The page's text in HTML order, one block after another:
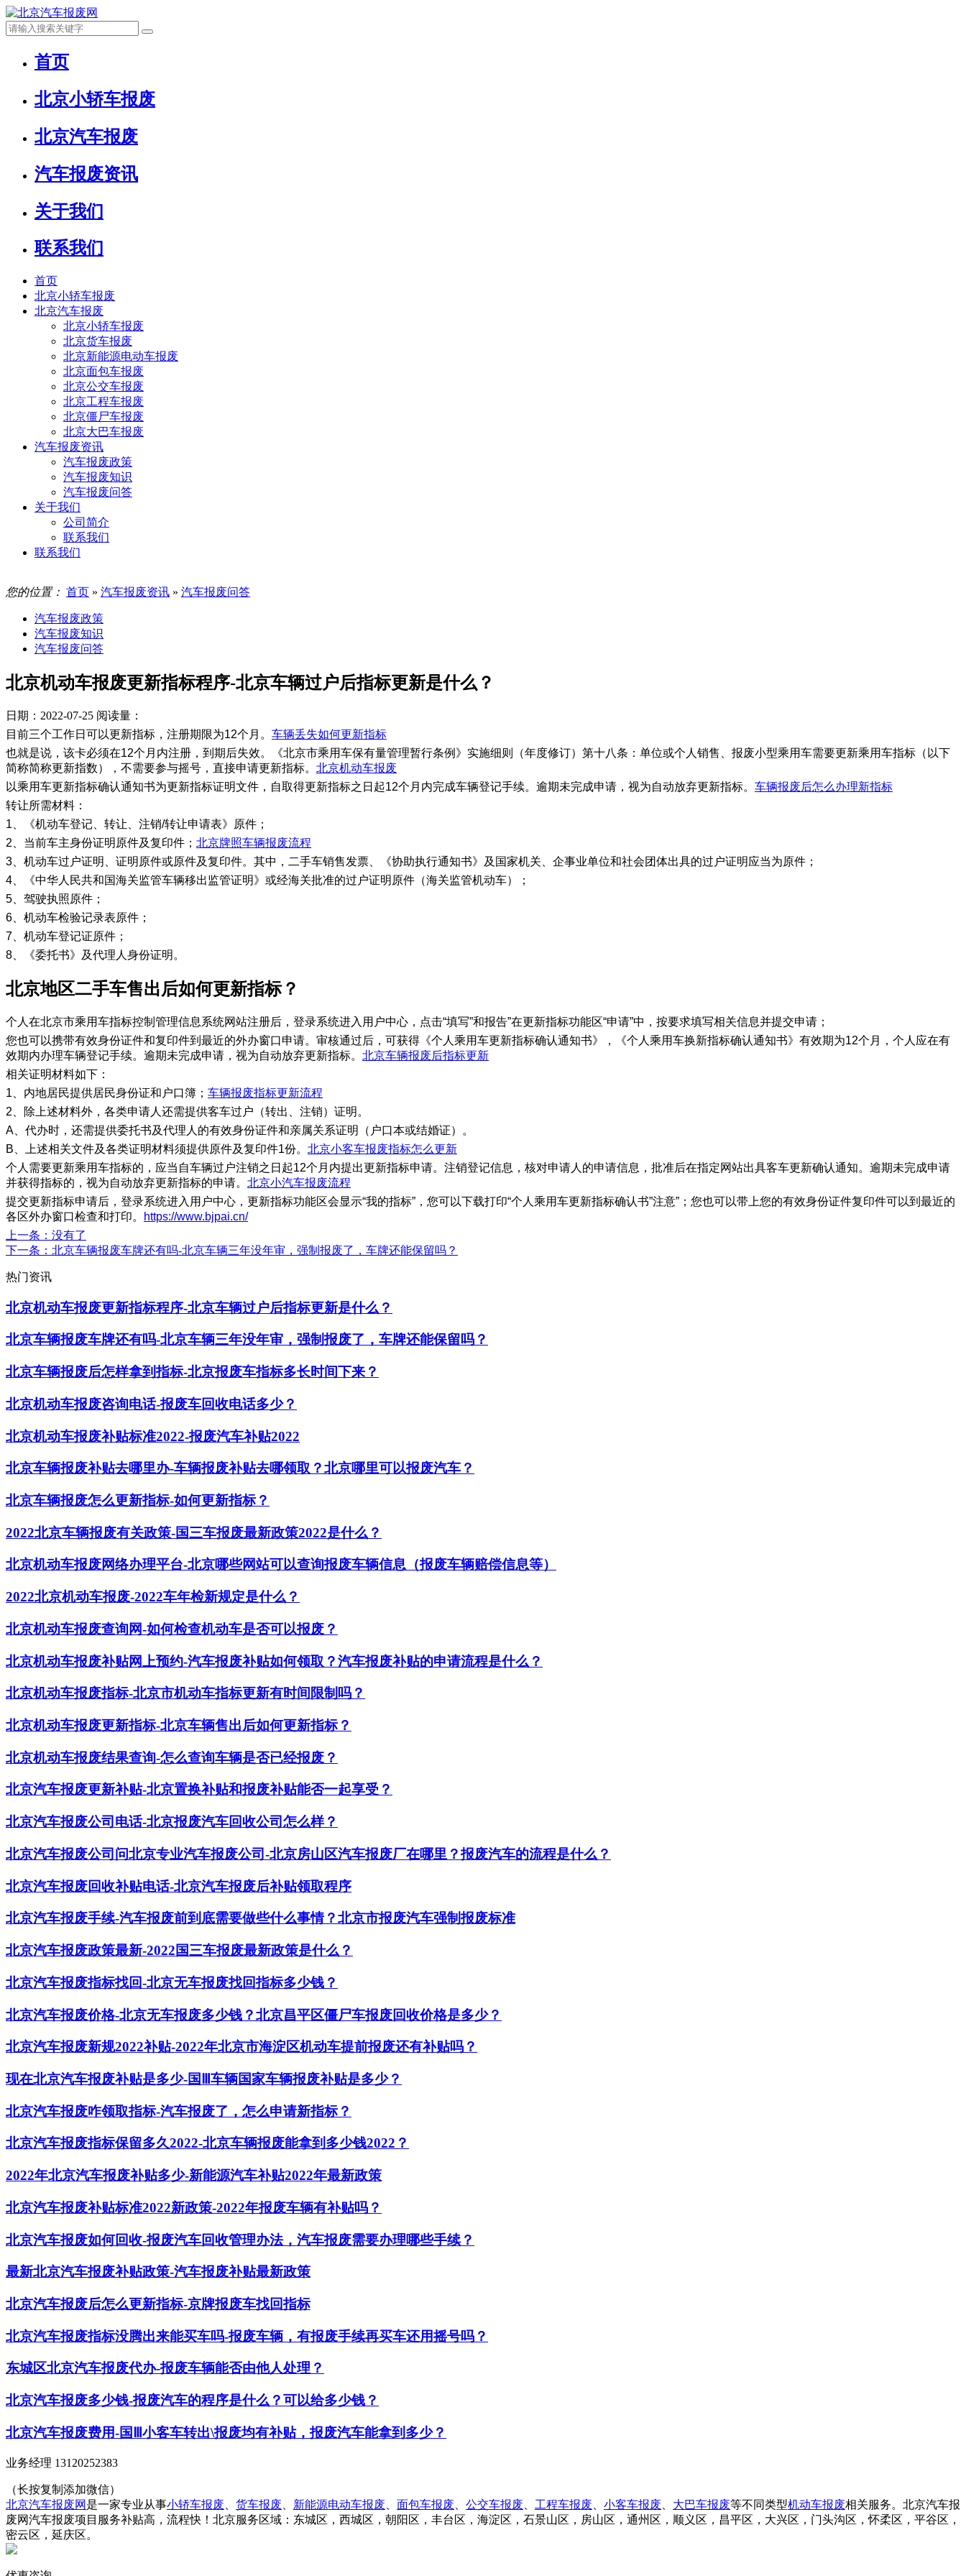
首页
北京小轿车报废
北京汽车报废
汽车报废资讯
关于我们
联系我们
首页
北京小轿车报废
北京汽车报废
北京小轿车报废
北京货车报废
北京新能源电动车报废
北京面包车报废
北京公交车报废
北京工程车报废
北京僵尸车报废
北京大巴车报废
汽车报废资讯
汽车报废政策
汽车报废知识
汽车报废问答
关于我们
公司简介
联系我们
联系我们
您的位置： 首页 » 汽车报废资讯 » 汽车报废问答
汽车报废政策
汽车报废知识
汽车报废问答
北京机动车报废更新指标程序-北京车辆过户后指标更新是什么？
日期：2022-07-25 阅读量：
目前三个工作日可以更新指标，注册期限为12个月。 车辆丢失如何更新指标
也就是说，该卡必须在12个月内注册，到期后失效。《北京市乘用车保有量管理暂行条例》实施细则（年度修订）第十八条：单位或个人销售、报废小型乘用车需要更新乘用车指标（以下
简称简称更新指数），不需要参与摇号，直接申请更新指标。 北京机动车报废
以乘用车更新指标确认通知书为更新指标证明文件，自取得更新指标之日起12个月内完成车辆登记手续。逾期未完成申请，视为自动放弃更新指标。 车辆报废后怎么办理新指标
转让所需材料：
1、《机动车登记、转让、注销/转让申请表》原件；
2、当前车主身份证明原件及复印件； 北京牌照车辆报废流程
3、机动车过户证明、证明原件或原件及复印件。其中，二手车销售发票、《协助执行通知书》及国家机关、企事业单位和社会团体出具的过户证明应当为原件；
4、《中华人民共和国海关监管车辆移出监管证明》或经海关批准的过户证明原件（海关监管机动车）；
5、驾驶执照原件；
6、机动车检验记录表原件；
7、机动车登记证原件；
8、《委托书》及代理人身份证明。
​北京地区二手车售出后如何更新指标？
个人在北京市乘用车指标控制管理信息系统网站注册后，登录系统进入用户中心，点击“填写”和报告”在更新指标功能区“申请”中，按要求填写相关信息并提交申请；
您也可以携带有效身份证件和复印件到最近的外办窗口申请。审核通过后，可获得《个人乘用车更新指标确认通知书》，《个人乘用车换新指标确认通知书》有效期为12个月，个人应在有
效期内办理车辆登记手续。逾期未完成申请，视为自动放弃更新指标。 北京车辆报废后指标更新
相关证明材料如下：
1、内地居民提供居民身份证和户口簿； 车辆报废指标更新流程
2、除上述材料外，各类申请人还需提供客车过户（转出、注销）证明。
A、代办时，还需提供委托书及代理人的有效身份证件和亲属关系证明（户口本或结婚证）。
B、上述相关文件及各类证明材料须提供原件及复印件1份。 北京小客车报废指标怎么更新
个人需要更新乘用车指标的，应当自车辆过户注销之日起12个月内提出更新指标申请。注销登记信息，核对申请人的申请信息，批准后在指定网站出具客车更新确认通知。逾期未完成申请
并获得指标的，视为自动放弃更新指标的申请。 北京小汽车报废流程
提交更新指标申请后，登录系统进入用户中心，更新指标功能区会显示“我的指标”，您可以下载打印“个人乘用车更新指标确认书”注意”；您也可以带上您的有效身份证件复印件可以到最近的
各区外办窗口检查和打印。
https://www.bjpai.cn/
上一条 ：没有了
下一条 ：北京车辆报废车牌还有吗-北京车辆三年没年审，强制报废了，车牌还能保留吗？
热门资讯
北京机动车报废更新指标程序-北京车辆过户后指标更新是什么？
北京车辆报废车牌还有吗-北京车辆三年没年审，强制报废了，车牌还能保留吗？
北京车辆报废后怎样拿到指标-北京报废车指标多长时间下来？
北京机动车报废咨询电话-报废车回收电话多少？
北京机动车报废补贴标准2022-报废汽车补贴2022
北京车辆报废补贴去哪里办-车辆报废补贴去哪领取？北京哪里可以报废汽车？
北京车辆报废怎么更新指标-如何更新指标？
2022北京车辆报废有关政策-国三车报废最新政策2022是什么？
北京机动车报废网络办理平台-北京哪些网站可以查询报废车辆信息（报废车辆赔偿信息等）
2022北京机动车报废-2022车年检新规定是什么？
北京机动车报废查询网-如何检查机动车是否可以报废？
北京机动车报废补贴网上预约-汽车报废补贴如何领取？汽车报废补贴的申请流程是什么？
北京机动车报废指标-北京市机动车指标更新有时间限制吗？
北京机动车报废更新指标-北京车辆售出后如何更新指标？
北京机动车报废结果查询-怎么查询车辆是否已经报废？
北京汽车报废更新补贴-北京置换补贴和报废补贴能否一起享受？
北京汽车报废公司电话-北京报废汽车回收公司怎么样？
北京汽车报废公司问北京专业汽车报废公司-北京房山区汽车报废厂在哪里？报废汽车的流程是什么？
北京汽车报废回收补贴电话-北京汽车报废后补贴领取程序
北京汽车报废手续-汽车报废前到底需要做些什么事情？北京市报废汽车强制报废标准
北京汽车报废政策最新-2022国三车报废最新政策是什么？
北京汽车报废指标找回-北京无车报废找回指标多少钱？
北京汽车报废价格-北京无车报废多少钱？北京昌平区僵尸车报废回收价格是多少？
北京汽车报废新规2022补贴-2022年北京市海淀区机动车提前报废还有补贴吗？
现在北京汽车报废补贴是多少-国Ⅲ车辆国家车辆报废补贴是多少？
北京汽车报废咋领取指标-汽车报废了，怎么申请新指标？
北京汽车报废指标保留多久2022-北京车辆报废能拿到多少钱2022？
2022年北京汽车报废补贴多少-新能源汽车补贴2022年最新政策
北京汽车报废补贴标准2022新政策-2022年报废车辆有补贴吗？
北京汽车报废如何回收-报废汽车回收管理办法，汽车报废需要办理哪些手续？
最新北京汽车报废补贴政策-汽车报废补贴最新政策
北京汽车报废后怎么更新指标-京牌报废车找回指标
北京汽车报废指标没腾出来能买车吗-报废车辆，有报废手续再买车还用摇号吗？
东城区北京汽车报废代办-报废车辆能否由他人处理？
北京汽车报废多少钱-报废汽车的程序是什么？可以给多少钱？
北京汽车报废费用-国Ⅲ小客车转出\报废均有补贴，报废汽车能拿到多少？
业务经理 13120252383
（长按复制添加微信）
北京汽车报废网 是一家专业从事小轿车报废 货车报废 新能源电动车报废 面包车报废 公交车报废 工程车报废 小客车报废 大巴车报废等不同类型机动车报废相关服务。北京汽车报
废网汽车报废项目服务补贴高，流程快！北京服务区域：东城区，西城区，朝阳区，丰台区，海淀区，石景山区，房山区，通州区，顺义区，昌平区，大兴区，门头沟区，怀柔区，平谷区，
密云区，延庆区。